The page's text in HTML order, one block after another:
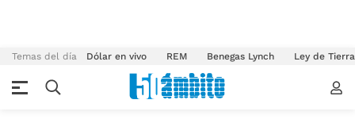
Temas del día Dólar en vivo REM Benegas Lynch Ley de